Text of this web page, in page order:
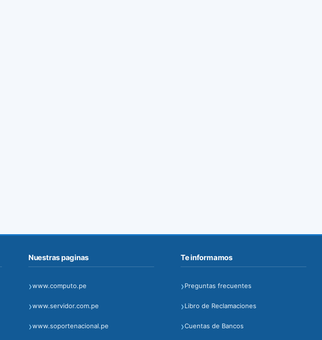
Nuestras paginas
›www.computo.pe
›www.servidor.com.pe
›www.soportenacional.pe
Te informamos
›Preguntas frecuentes
›Libro de Reclamaciones
›Cuentas de Bancos